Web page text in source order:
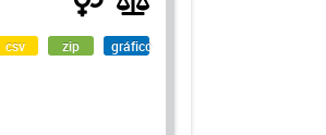
csv zip gráfico